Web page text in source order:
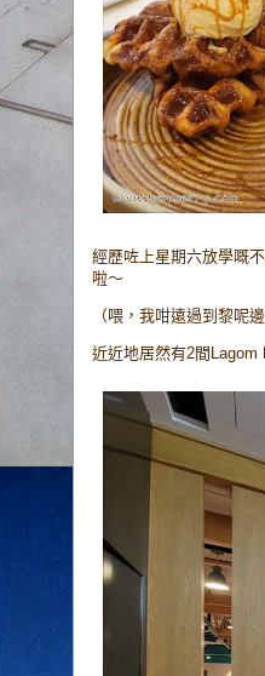
經歷咗上星期六放學嘅
啦～
（喂，我咁遠過到黎呢
近近地居然有2間